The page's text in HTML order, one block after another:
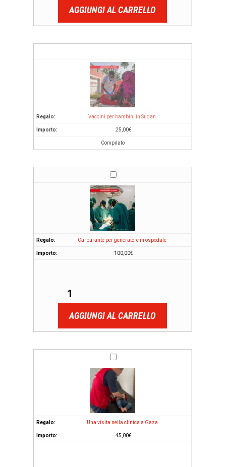
AGGIUNGI AL CARRELLO
Vaccini per bambini in Sudan
25,00€
Compilato
Carburante per generatore in ospedale
100,00€
AGGIUNGI AL CARRELLO
Una visita nella clinica a Gaza
45,00€